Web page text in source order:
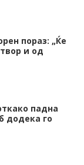
пораз: „Ќе
и од
падна
додека го